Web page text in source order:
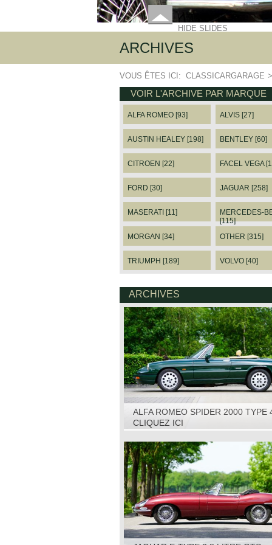
HIDE SLIDES
ARCHIVES
VOUS ÊTES ICI: CLASSICARGARAGE
VOIR L'ARCHIVE PAR MARQUE
ALFA ROMEO [93] ALVIS [27]
AUSTIN HEALEY [198] BENTLEY [60]
CITROEN [22] FACEL VEGA
FORD [30] JAGUAR [258]
MASERATI [11]
MERCEDES-
[115]
MORGAN [34] OTHER [315]
TRIUMPH [189] VOLVO [40]
ARCHIVES
ALFA ROMEO SPIDER 2000 TYPE
1993
CLIQUEZ ICI